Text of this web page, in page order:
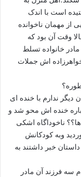
است با اندک
از مهمان ناخوانده
وقت آن بود که
خانواده تسلط
اش جملات
دیگر ندارم با خنده ای
خنده اش محو شد و
ناخوداگاه اشکی
وبه کودکانش
خبر داشتند به
سه فرزند آن مادر